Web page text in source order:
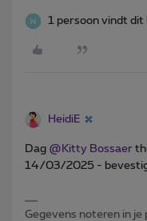
1 persoon vindt dit
HeidiE
Dag ​ @Kitty Bossaer
14/03/2025 -
Gegevens noteren in